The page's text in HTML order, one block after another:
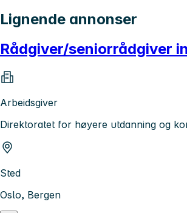
Lignende annonser
Rådgiver/seniorrådgiver
Arbeidsgiver
Direktoratet for høyere utdanning og
Sted
Oslo, Bergen